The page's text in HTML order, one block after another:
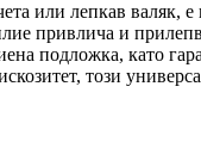
или лепкав валяк,
привлича и
подложка, като
този